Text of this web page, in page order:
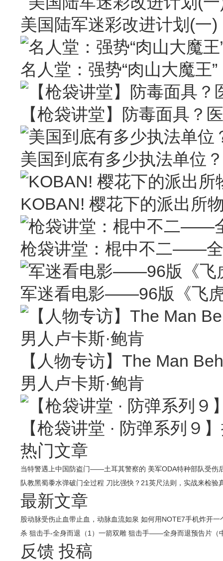
美国陆军迷彩改进计划(一)
名人堂：强势“肉山大魔王
【枪袋讲堂】防毒面具？
美国到底有多少执法单位
KOBAN! 樱花下的派出所
枪袋讲堂：棍中不二——
军迷看电影——96版《飞
【人物专访】The Man
男人卢卡斯·鲍肯
【枪袋讲堂 · 防弹系列９
热门文章
当特警遇上中国防盗门——土耳其警察的 美军ODA特种部队受伤
队教黑蜀黍水弹破门全过程 刀比强快？21英尺法则，实战来检验
最新文章
股动脉受伤止血带止血，动脉血流如泉 如何用NOTE7手机炸开
杀 狙击手-全身而退（1）一箭双雕 狙击手——全身而退预告片（
反馈 投稿